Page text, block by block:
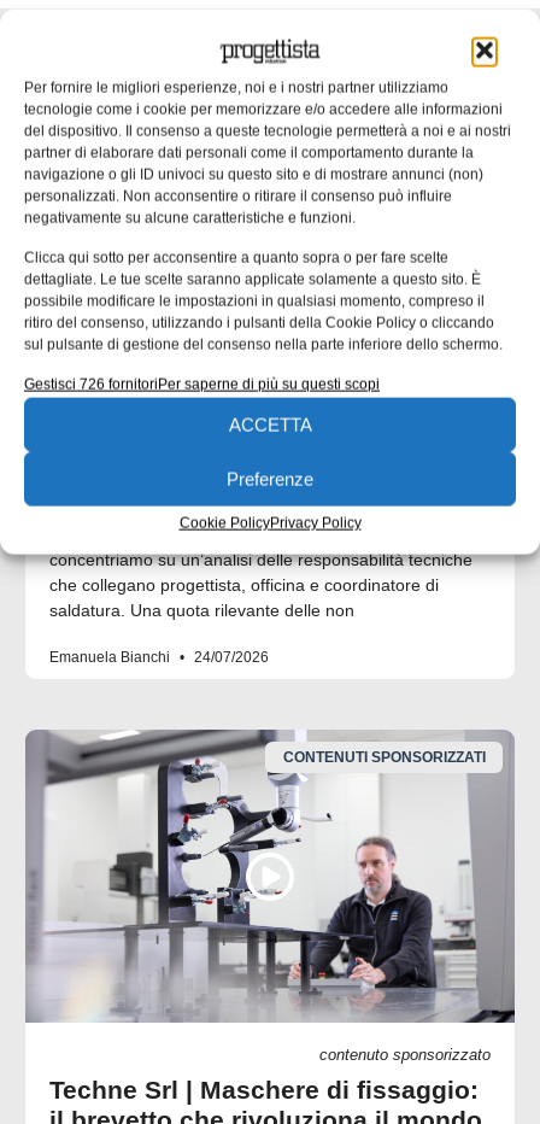
Per fornire le migliori esperienze, noi e i nostri partner utilizziamo
tecnologie come i cookie per memorizzare e/o accedere alle informazioni
del dispositivo. Il consenso a queste tecnologie permetterà a noi e ai nostri
partner di elaborare dati personali come il comportamento durante la
navigazione o gli ID univoci su questo sito e di mostrare annunci (non)
personalizzati. Non acconsentire o ritirare il consenso può influire
negativamente su alcune caratteristiche e funzioni.
Clicca qui sotto per acconsentire a quanto sopra o per fare scelte
dettagliate. Le tue scelte saranno applicate solamente a questo sito. È
possibile modificare le impostazioni in qualsiasi momento, compreso il
ritiro del consenso, utilizzando i pulsanti della Cookie Policy o cliccando
sul pulsante di gestione del consenso nella parte inferiore dello schermo.
Gestisci 726 fornitoriPer saperne di più su questi scopi
ACCETTA
Preferenze
Cookie PolicyPrivacy Policy
ARTICOLI CORRELATI
QUADERNI DI PROGETTAZIONE
UNI EN 1090: il punto di contatto tra
Molte non conformità nascono da informazioni incomplete
o ambigue negli elaborati progettuali. nella seconda parte
dell’approfondimento inaugurato un mese fa ci
concentriamo su un’analisi delle responsabilità tecniche
che collegano progettista, officina e coordinatore di
saldatura. Una quota rilevante delle non
Emanuela Bianchi 24/07/2026
CONTENUTI SPONSORIZZATI
contenuto sponsorizzato
Techne Srl | Maschere di fissaggio: